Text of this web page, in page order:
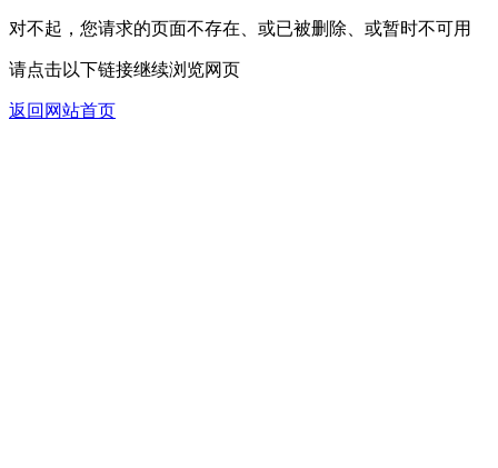
对不起，您请求的页面不存在、或已被删除、或暂时不可用
请点击以下链接继续浏览网页
返回网站首页